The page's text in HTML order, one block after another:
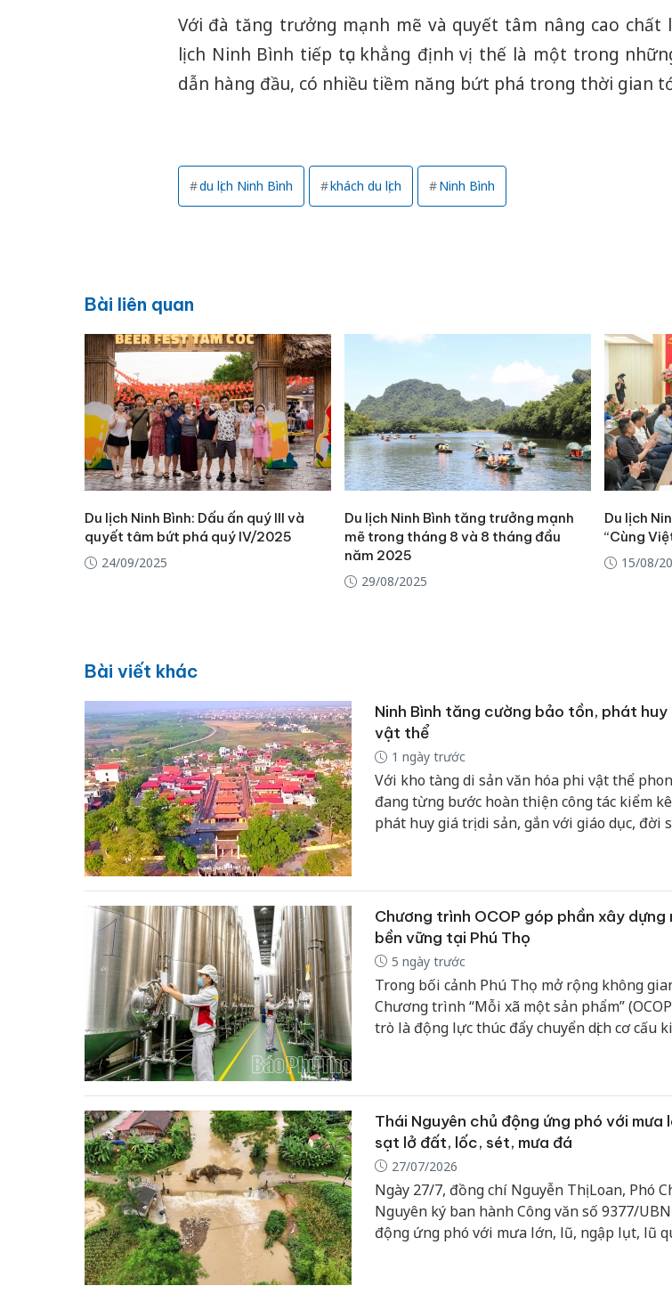
Với đà tăng trưởng mạnh mẽ và quyết tâm nâng cao chất
lịch Ninh Bình tiếp tục khẳng định vị thế là một trong
dẫn hàng đầu, có nhiều tiềm năng bứt phá trong thời gian
du lịch Ninh Bình khách du lịch Ninh Bình
Bài liên quan
Du lịch Ninh Bình: Dấu ấn quý III và
quyết tâm bứt phá quý IV/2025
24/09/2025
Du lịch Ninh Bình tăng trưởng mạnh
mẽ trong tháng 8 và 8 tháng đầu
năm 2025
29/08/2025
Du lịch
“Cùng
15/08/
Bài viết khác
Ninh Bình tăng cường bảo tồn, phát
vật thể
1 ngày trước
Với kho tàng di sản văn hóa phi vật thể
đang từng bước hoàn thiện công tác kiểm
phát huy giá trị di sản, gắn với giáo dục, đời
Chương trình OCOP góp phần xây
bền vững tại Phú Thọ
5 ngày trước
Trong bối cảnh Phú Thọ mở rộng không
Chương trình “Mỗi xã một sản phẩm”
trò là động lực thúc đẩy chuyển dịch cơ cấu
Thái Nguyên chủ động ứng phó với mưa
sạt lở đất, lốc, sét, mưa đá
27/07/2026
Ngày 27/7, đồng chí Nguyễn Thị Loan, Phó
Nguyên ký ban hành Công văn số 9377/
động ứng phó với mưa lớn, lũ, ngập lụt, lũ